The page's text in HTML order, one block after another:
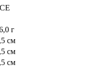
г
см
см
см